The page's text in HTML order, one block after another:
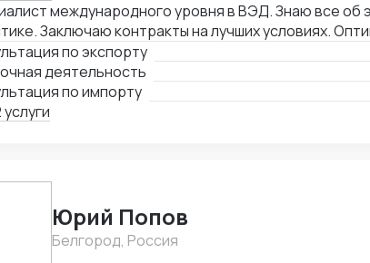
международного уровня в ВЭД. Знаю все об
Заключаю контракты на лучших условиях.
скорость поставок.
по экспорту
деятельность
по импорту
Юрий Попов
Белгород, Россия